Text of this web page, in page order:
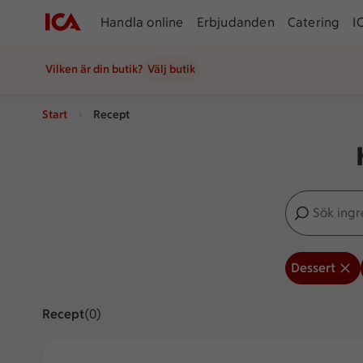
Handla online Erbjudanden Catering
Vilken är din butik? Välj butik
Start Recept
Sök
Inga förslag
Dessert
ReceptVisar 0 stycken
(0)